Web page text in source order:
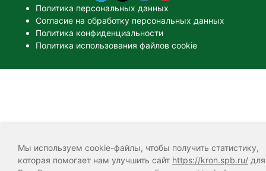
Мы используем cookie-файлы, чтобы получить статистику,
которая помогает нам улучшить сайт https://kron.spb.ru/ для
Политика персональных данных
Согласие на обработку персональных данных
Политика конфиденциальности
Политика использования файлов cookie